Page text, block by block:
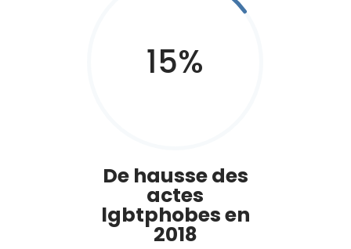
15%
De hausse des
actes
lgbtphobes en
2018